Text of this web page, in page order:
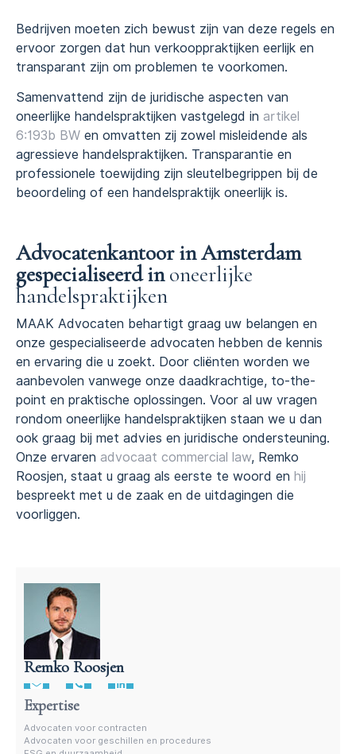
Bedrijven moeten zich bewust zijn van deze regels en
ervoor zorgen dat hun verkooppraktijken eerlijk en
transparant zijn om problemen te voorkomen.
Samenvattend zijn de juridische aspecten van
oneerlijke handelspraktijken vastgelegd in artikel
6:193b BW en omvatten zij zowel misleidende als
agressieve handelspraktijken. Transparantie en
professionele toewijding zijn sleutelbegrippen bij de
beoordeling of een handelspraktijk oneerlijk is.
Advocatenkantoor in Amsterdam
gespecialiseerd inoneerlijke
handelspraktijken
MAAK Advocaten behartigt graag uw belangen en
onze gespecialiseerde advocaten hebben de kennis
en ervaring die u zoekt. Door cliënten worden we
aanbevolen vanwege onze daadkrachtige, to-the-
point en praktische oplossingen. Voor al uw vragen
rondom oneerlijke handelspraktijken staan we u dan
ook graag bij met advies en juridische ondersteuning.
Onze ervaren advocaat commercial law, Remko
Roosjen, staat u graag als eerste te woord en hij
bespreekt met u de zaak en de uitdagingen die
voorliggen.
Remko Roosjen
Advocaat contractenrecht
Expertise
Advocaten voor contracten
Advocaten voor geschillen en procedures